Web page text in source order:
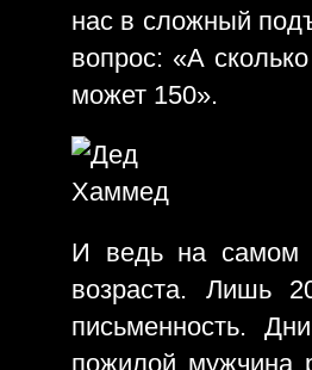
нас в сложный
вопрос: «А
может 150».
И ведь на самом
возраста. Лишь
письменность.
пожилой мужчина